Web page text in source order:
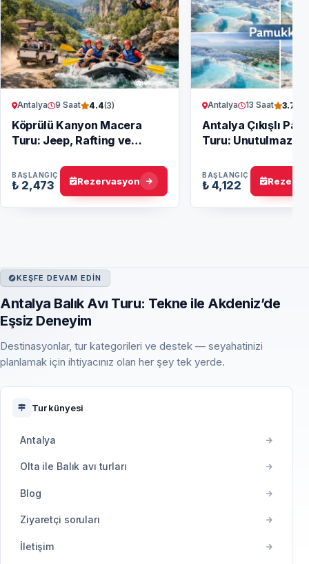
Antalya 9 Saat 4.4(3)
Köprülü Kanyon Macera
Turu: Jeep, Rafting ve
BAŞLANGIÇ
₺ 2,473 Rezervasyon
Antalya 13 Saat 3.7
Antalya Çıkışlı
Turu: Unutulmaz
BAŞLANGIÇ
₺ 4,122
KEŞFE DEVAM EDIN
Antalya Balık Avı Turu: Tekne ile Akdeniz’de
Eşsiz Deneyim
Destinasyonlar, tur kategorileri ve destek — seyahatinizi
planlamak için ihtiyacınız olan her şey tek yerde.
Tur künyesi
Antalya
Olta ile Balık avı turları
Blog
Ziyaretçi soruları
İletişim